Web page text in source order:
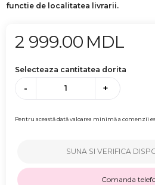
functie de localitatea livrarii.
2 999.00 MDL
Selecteaza cantitatea dorita
- +
Pentru această dată valoarea minimă a comenzii
SUNA SI VERIFICA
Comanda